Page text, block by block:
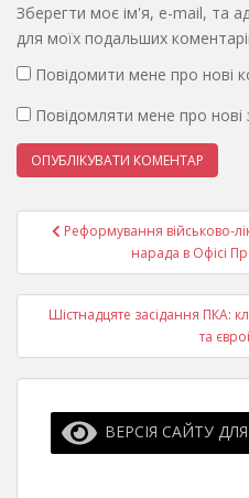
Зберегти моє ім'я, e-mail, та
для моїх подальших
Повідомити мене про нові
Повідомляти мене про
Навігація
Реформування військово-
нарада в Офісі
Шістнадцяте засідання ПКА:
та
ВЕРСІЯ САЙТУ